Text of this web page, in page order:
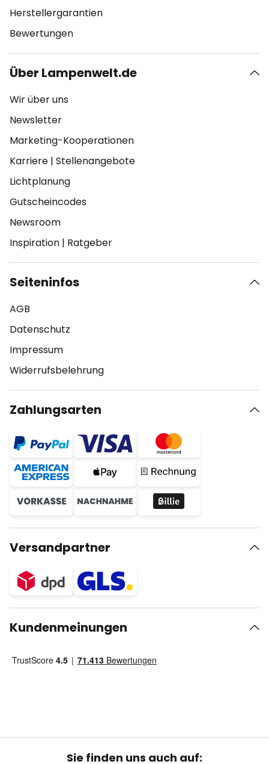
Herstellergarantien
Bewertungen
Über Lampenwelt.de
Wir über uns
Newsletter
Marketing-Kooperationen
Karriere | Stellenangebote
Lichtplanung
Gutscheincodes
Newsroom
Inspiration | Ratgeber
Seiteninfos
AGB
Datenschutz
Impressum
Widerrufsbelehrung
Zahlungsarten
Versandpartner
Kundenmeinungen
Sie finden uns auch auf: